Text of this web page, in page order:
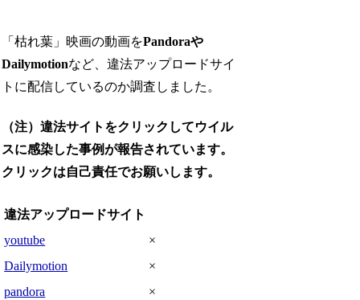
「枯れ葉」映画の動画をPandoraや
Dailymotionなど、違法アップロードサイ
トに配信しているのか調査しました。
（注）違法サイトをクリックしてウイル
スに感染した事例が報告されています。
クリックは自己責任でお願いします。
違法アップロードサイト
youtube
×
Dailymotion
×
pandora
×